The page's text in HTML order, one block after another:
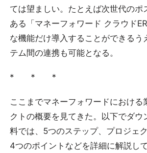
ては望ましい。たとえば次世代のポ
ある「マネーフォワード クラウド
な機能だけ導入することができるう
テム間の連携も可能となる。
* * *
ここまでマネーフォワードにおける
クトの概要を見てきた。以下でダウ
料では、5つのステップ、プロジェ
4つのポイントなどを詳細に解説し